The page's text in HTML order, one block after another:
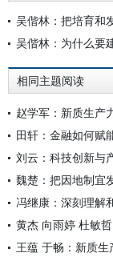
吴偕林：把培育和
吴偕林：为什么要
相同主题阅读
赵学军：新质生产
田轩：金融如何赋
刘云：科技创新与
魏楚：把因地制宜
冯继康：深刻理解
黄杰 向雨婷 杜敏
王蕴 于畅：新质